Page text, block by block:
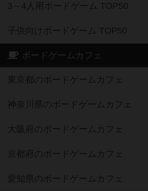
3～4人用ボードゲーム TOP50
子供向けボードゲーム TOP50
ボードゲームカフェ
東京都のボードゲームカフェ
神奈川県のボードゲームカフェ
大阪府のボードゲームカフェ
京都府のボードゲームカフェ
愛知県のボードゲームカフェ